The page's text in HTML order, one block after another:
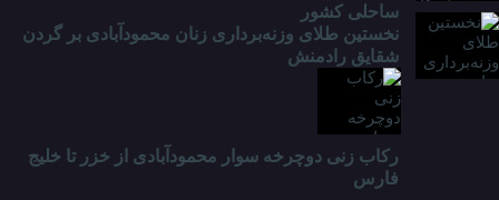
ساحلی کشور
نخستین طلای وزنه‌برداری زنان محمودآبادی بر گردن
شقایق رادمنش
رکاب زنی دوچرخه سوار محمودآبادی از خزر تا خلیج
فارس